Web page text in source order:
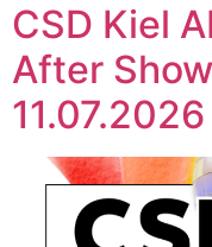
CSD Kiel
After
11.07.2026